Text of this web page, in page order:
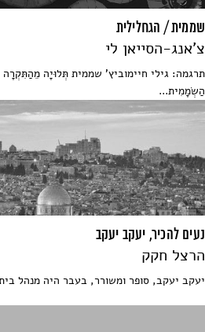
שממית / הגחלילית
צ'אנג-הסייאן לי
תרגמה: גילי חיימוביץ' שממית תְּלוּיָה
הַשְׂמָמִית...
נעים להכיר, יעקב יעקב
הרצל חקק
יעקב יעקב, סופר ומשורר, בעבר היה מנהל